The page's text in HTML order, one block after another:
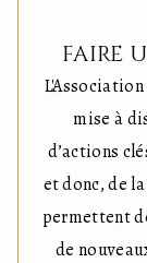
FAIRE
mise à
d’actions
et donc, de
permettent
de